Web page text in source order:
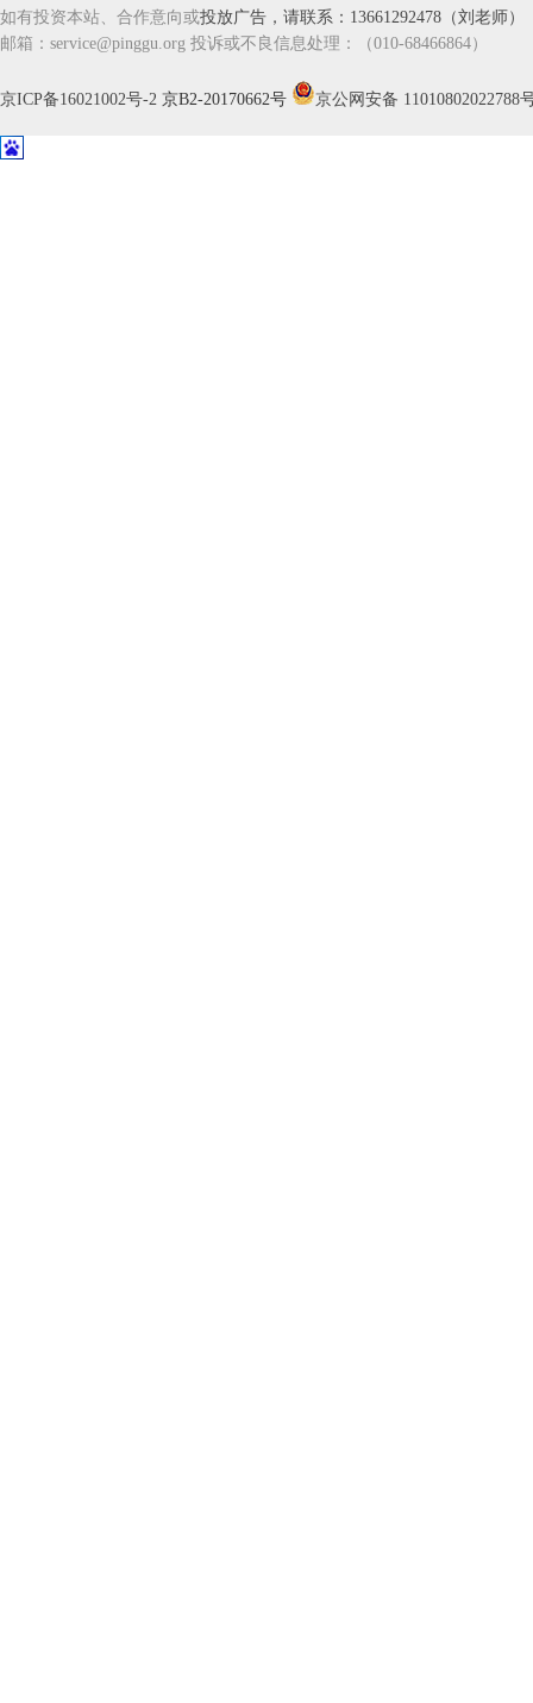
如有投资本站、合作意向或投放广告，请联系：13661292478（刘老师）
邮箱：service@pinggu.org 投诉或不良信息处理：（010-68466864）
京ICP备16021002号-2 京B2-20170662号 京公网安备 11010802022788